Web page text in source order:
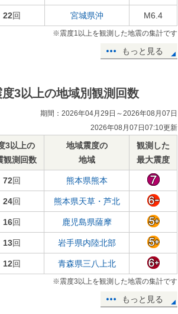
22回 宮城県沖 M6.4
※震度1以上を観測した地震の集計です
もっと見る
度3以上の地域別観測回数
期間：2026年04月29日～2026年08月07日
2026年08月07日07:10更新
3以上の
観測回数
地域震度の
地域
観測した
最大震度
72回 熊本県熊本
24回 熊本県天草・芦北
16回 鹿児島県薩摩
13回 岩手県内陸北部
12回 青森県三八上北
※震度3以上を観測した地震の集計です
もっと見る